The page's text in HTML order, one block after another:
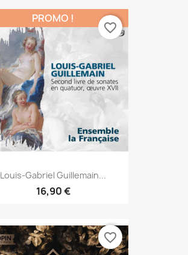
Louis-Gabriel Guillemain...
16,90 €
PROMO !
favorite_border
favorite_border